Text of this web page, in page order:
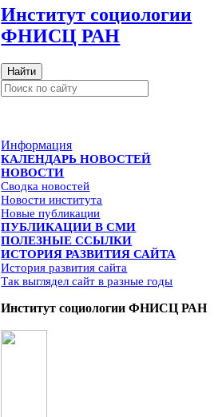
Институт социологии
ФНИСЦ РАН
Найти
Информация
КАЛЕНДАРЬ НОВОСТЕЙ
НОВОСТИ
Сводка новостей
Новости института
Новые публикации
ПУБЛИКАЦИИ В СМИ
ПОЛЕЗНЫЕ ССЫЛКИ
ИСТОРИЯ РАЗВИТИЯ САЙТА
История развития сайта
Так выглядел сайт в разные годы
Институт социологии ФНИСЦ РАН